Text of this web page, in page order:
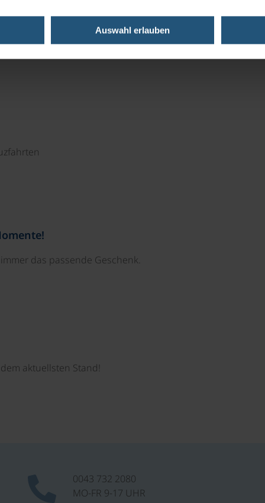
Auswahl erlauben
Weine eine wichtige Rolle. Cafés und Gasthäuser
zu genießen.
das passende Geschenk.
aktuellsten Stand!
0043 732 2080
MO-FR 9-17 UHR